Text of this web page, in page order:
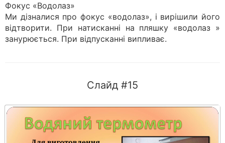
Фокус «Водолаз»
Ми дізналися про фокус «водолаз», і вирішили його
відтворити. При натисканні на пляшку «водолаз »
занурюється. При відпусканні випливає.
Слайд #15